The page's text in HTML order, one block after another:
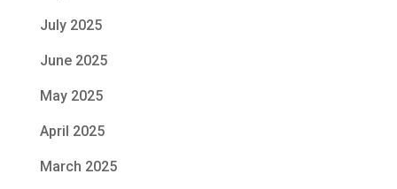
July 2025
June 2025
May 2025
April 2025
March 2025